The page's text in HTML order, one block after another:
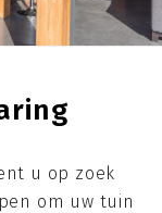
u op zoek
om uw tuin